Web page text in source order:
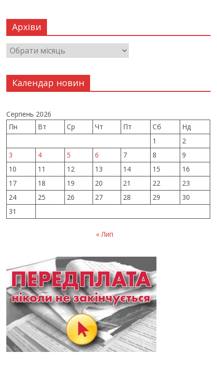
Архіви
Календар новин
Серпень 2026
Пн
Вт Ср Чт Пт Сб
Нд
1
2
3
4 5 6 7 8
9
10
11 12 13 14 15
16
17
18 19 20 21 22
23
24
25 26 27 28 29
30
31
« Лип